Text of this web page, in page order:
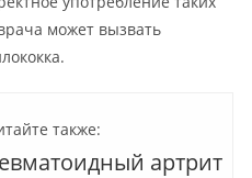
может вызвать
также:
артрит